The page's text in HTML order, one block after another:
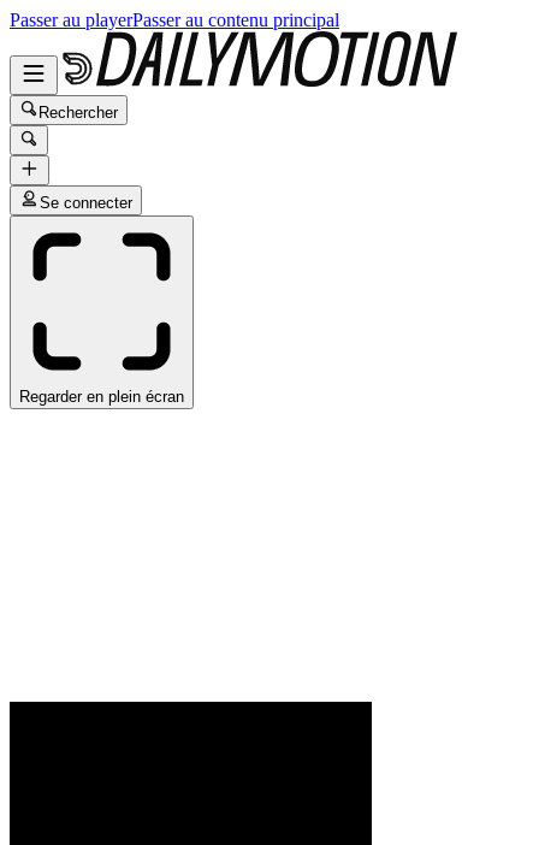
Passer au playerPasser au contenu principal
Rechercher
Se connecter
Regarder en plein écran